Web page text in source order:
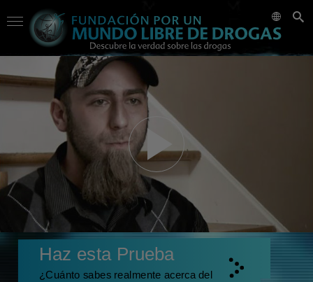
Haz esta Prueba
¿Cuánto sabes realmente acerca del